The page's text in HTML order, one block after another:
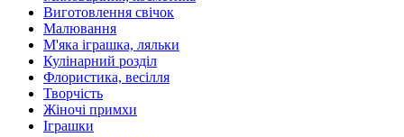
Виготовлення свічок
Малювання
М'яка іграшка, ляльки
Кулінарний розділ
Флористика, весілля
Творчість
Жіночі примхи
Іграшки